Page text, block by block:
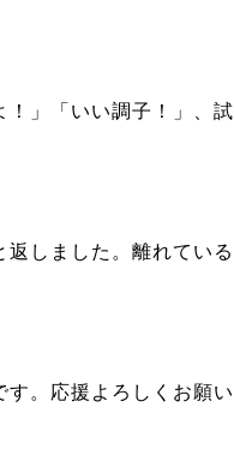
」「いい調子！」、試
しました。離れている
。応援よろしくお願い